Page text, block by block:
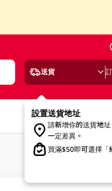
送貨
設置送貨地址
請新增你的送貨地
一定差異。
買滿$50即可選擇「